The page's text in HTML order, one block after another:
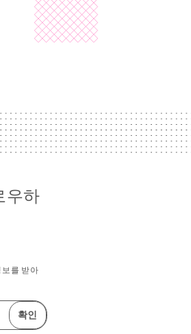
우하
를 받아
확인